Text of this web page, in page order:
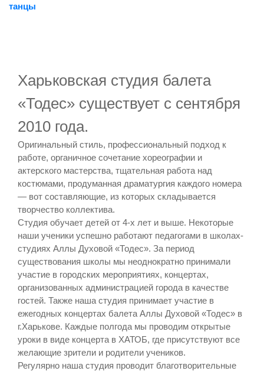
танцы
Харьковская студия балета
«Тодес» существует с сентября
2010 года.
Оригинальный стиль, профессиональный подход к
работе, органичное сочетание хореографии и
актерского мастерства, тщательная работа над
костюмами, продуманная драматургия каждого номера
— вот составляющие, из которых складывается
творчество коллектива.
Студия обучает детей от 4-х лет и выше. Некоторые
наши ученики успешно работают педагогами в школах-
студиях Аллы Духовой «Тодес». За период
существования школы мы неоднократно принимали
участие в городских мероприятиях, концертах,
организованных администрацией города в качестве
гостей. Также наша студия принимает участие в
ежегодных концертах балета Аллы Духовой «Тодес» в
г.Харькове. Каждые полгода мы проводим открытые
уроки в виде концерта в ХАТОБ, где присутствуют все
желающие зрители и родители учеников.
Регулярно наша студия проводит благотворительные